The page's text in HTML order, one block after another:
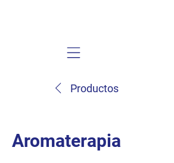
Mobile navigation
Productos
Aromaterapia